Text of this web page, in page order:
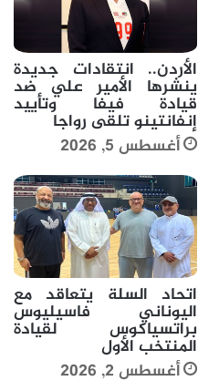
الأردن.. انتقادات جديدة
ينشرها الأمير علي ضد
قيادة فيفا وتأييد
إنفانتينو تلقى رواجا
أغسطس 5, 2026
اتحاد السلة يتعاقد مع
اليوناني فاسيليوس
براتسياكوس لقيادة
المنتخب الأول
أغسطس 2, 2026